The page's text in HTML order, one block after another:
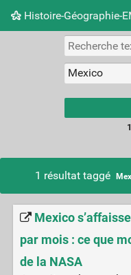
Histoire-Géographie-
Nuage de tags Mur
1 résultat taggé
Mexico
par mois : ce que
de la NASA